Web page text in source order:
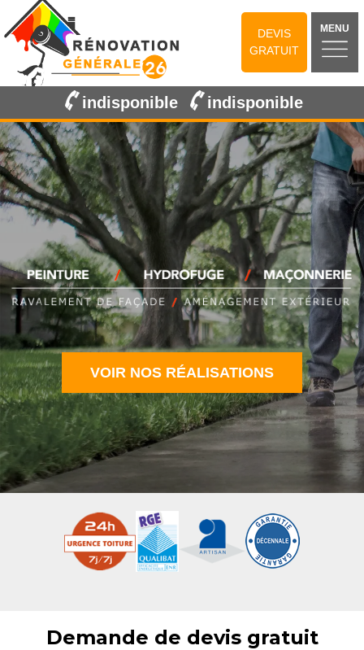
DEVIS
GRATUIT
MENU
indisponible indisponible
VOIR NOS RÉALISATIONS
Demande de devis gratuit